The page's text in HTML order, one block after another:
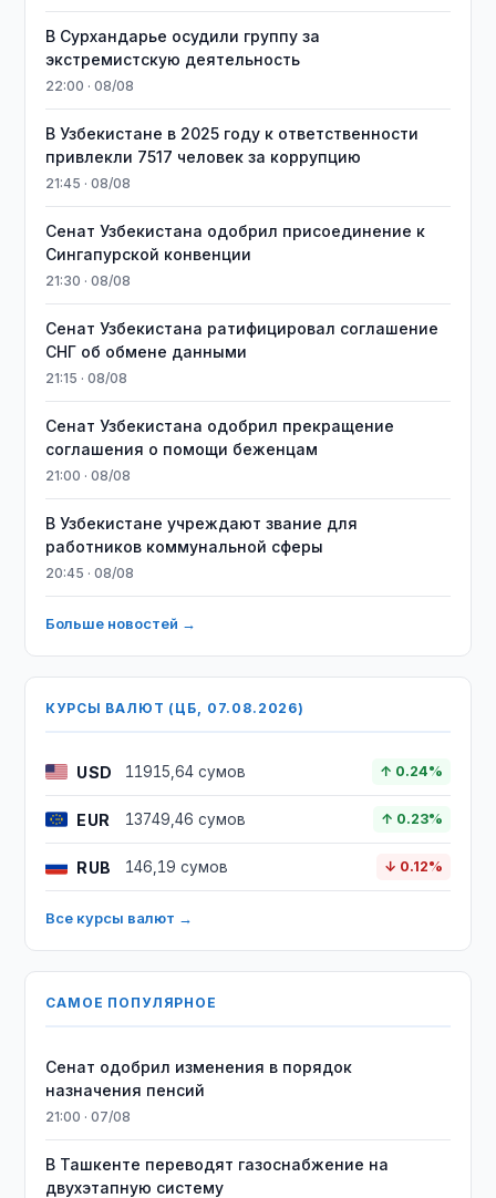
В Сурхандарье осудили группу за
экстремистскую деятельность
22:00 · 08/08
В Узбекистане в 2025 году к ответственности
привлекли 7517 человек за коррупцию
21:45 · 08/08
Сенат Узбекистана одобрил присоединение к
Сингапурской конвенции
21:30 · 08/08
Сенат Узбекистана ратифицировал соглашение
СНГ об обмене данными
21:15 · 08/08
Сенат Узбекистана одобрил прекращение
соглашения о помощи беженцам
21:00 · 08/08
В Узбекистане учреждают звание для
работников коммунальной сферы
20:45 · 08/08
Больше новостей →
КУРСЫ ВАЛЮТ (ЦБ, 07.08.2026)
USD 11915,64 сумов ↑ 0.24%
EUR 13749,46 сумов ↑ 0.23%
RUB 146,19 сумов ↓ 0.12%
Все курсы валют →
САМОЕ ПОПУЛЯРНОЕ
Сенат одобрил изменения в порядок
назначения пенсий
21:00 · 07/08
В Ташкенте переводят газоснабжение на
двухэтапную систему